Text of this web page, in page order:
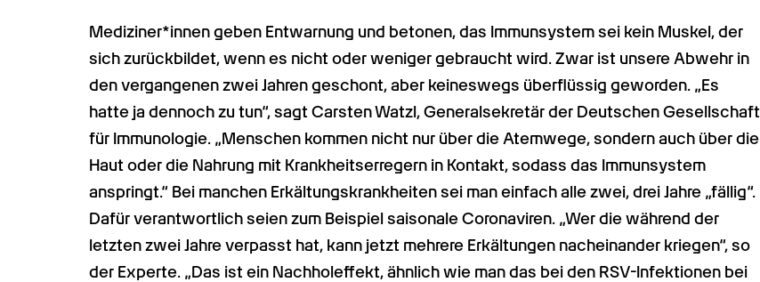
Mediziner*innen geben Entwarnung und betonen, das Immunsystem sei kein Muskel, der
sich zurückbildet, wenn es nicht oder weniger gebraucht wird. Zwar ist unsere Abwehr in
den vergangenen zwei Jahren geschont, aber keineswegs überflüssig geworden. „Es
hatte ja dennoch zu tun“, sagt Carsten Watzl, Generalsekretär der Deutschen Gesellschaft
für Immunologie. „Menschen kommen nicht nur über die Atemwege, sondern auch über die
Haut oder die Nahrung mit Krankheitserregern in Kontakt, sodass das Immunsystem
anspringt.“ Bei manchen Erkältungskrankheiten sei man einfach alle zwei, drei Jahre „fällig“.
Dafür verantwortlich seien zum Beispiel saisonale Coronaviren. „Wer die während der
letzten zwei Jahre verpasst hat, kann jetzt mehrere Erkältungen nacheinander kriegen“, so
der Experte. „Das ist ein Nachholeffekt, ähnlich wie man das bei den RSV-Infektionen bei